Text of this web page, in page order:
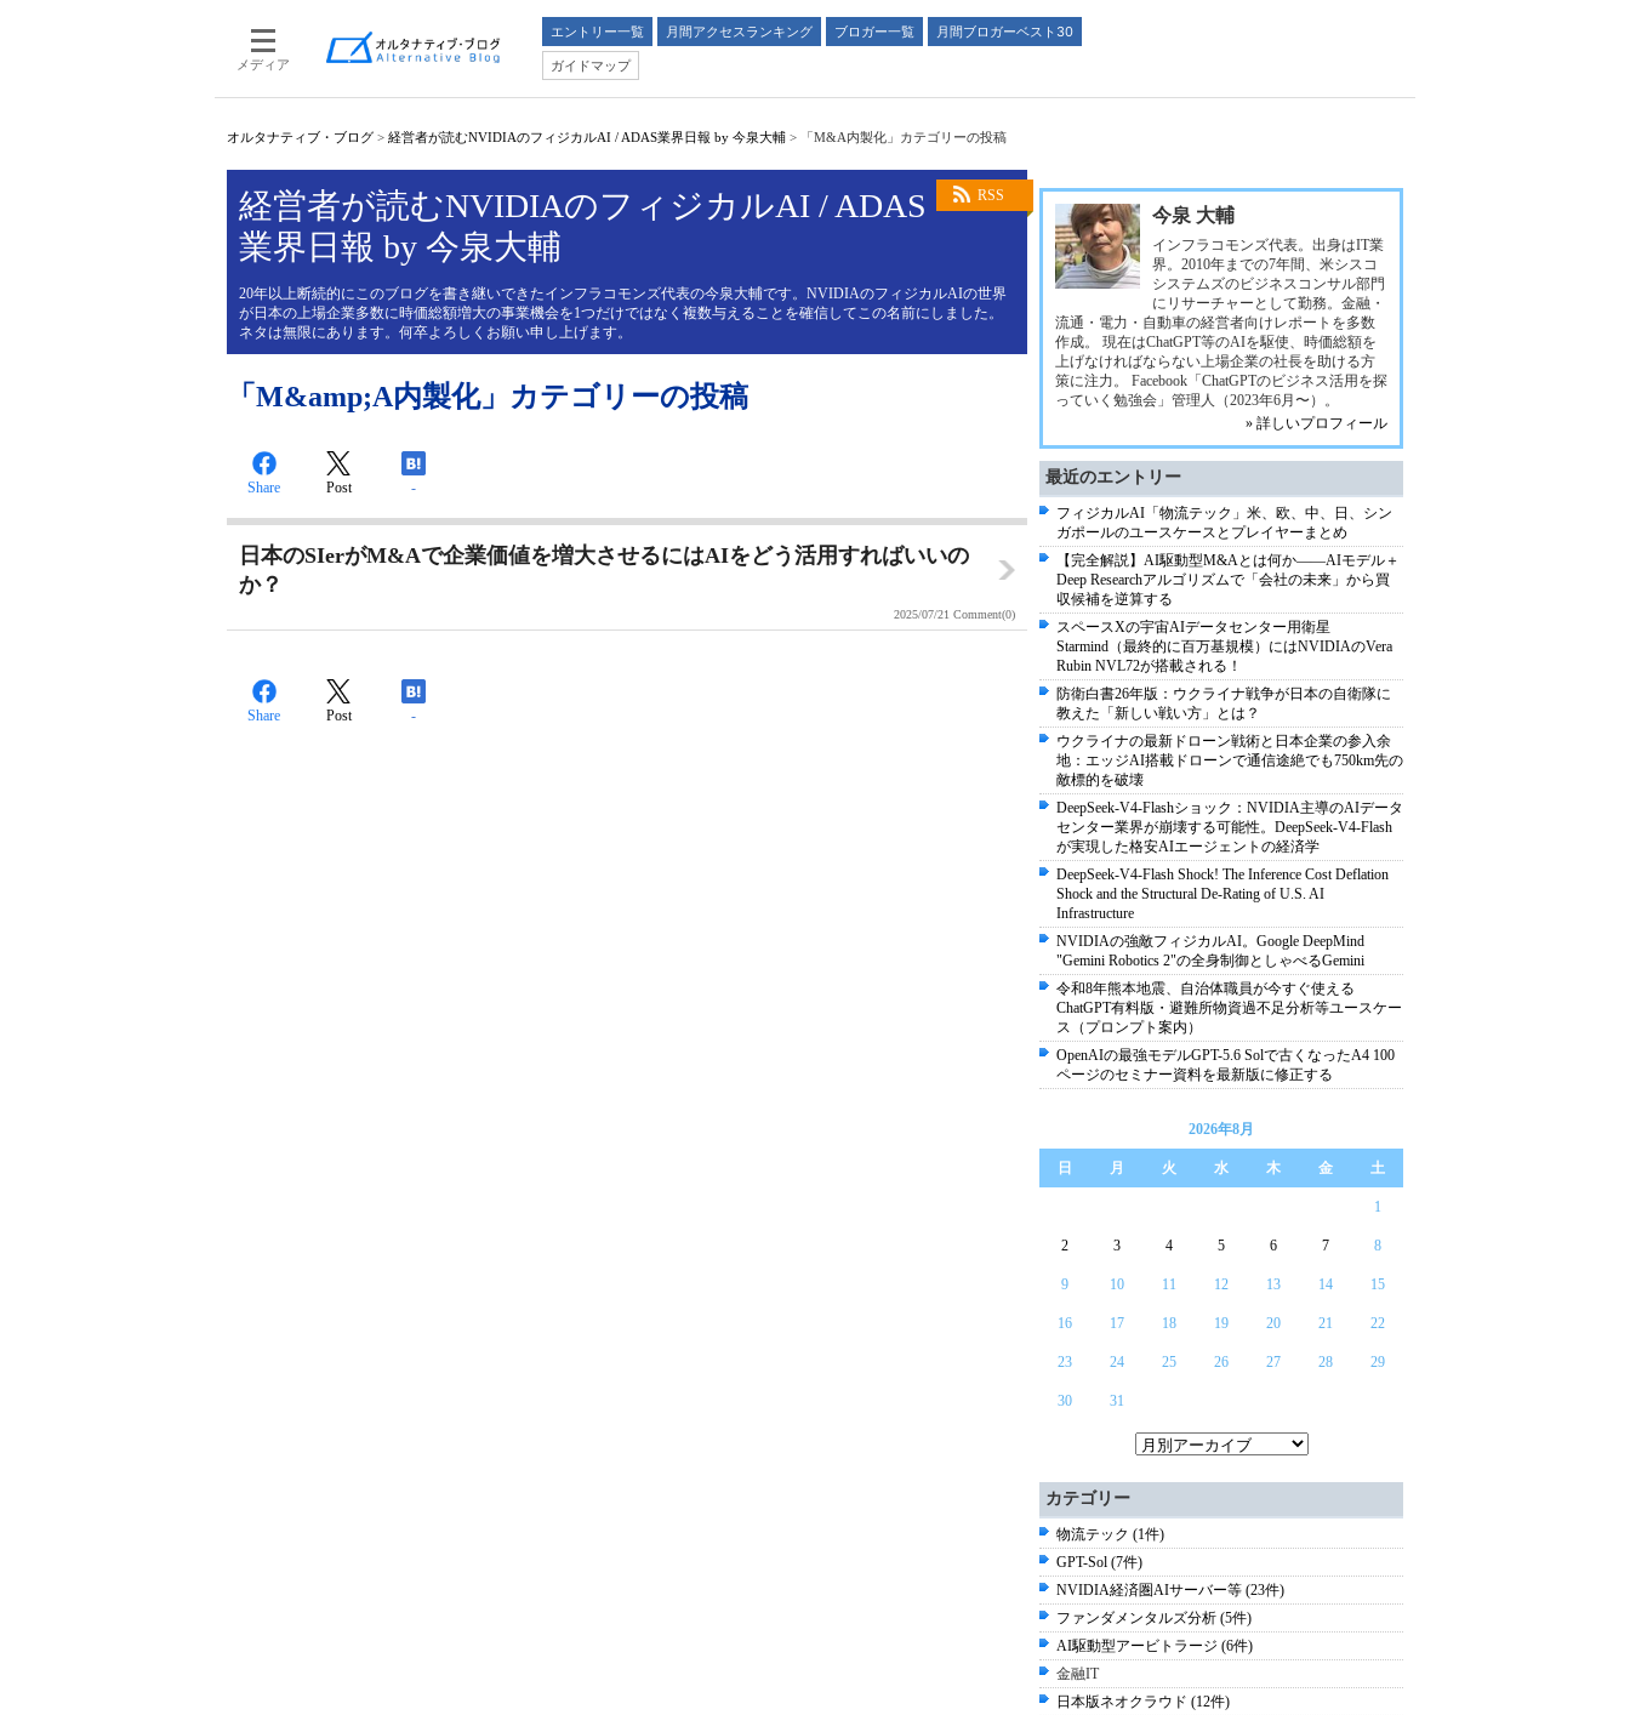
メディア
エントリー一覧 月間アクセスランキング ブロガー一覧
月間ブロガーベスト30
ガイドマップ
オルタナティブ・ブログ > 経営者が読むNVIDIAのフィジカルAI / ADAS業界日報 by 今泉大輔 > 「M&A内製化」カテゴリーの投稿
RSS
経営者が読むNVIDIAのフィジカルAI / ADAS
業界日報 by 今泉大輔
20年以上断続的にこのブログを書き継いできたインフラコモンズ代表の今泉大輔です。NVIDIAのフィジカルAIの世界
が日本の上場企業多数に時価総額増大の事業機会を1つだけではなく複数与えることを確信してこの名前にしました。
ネタは無限にあります。何卒よろしくお願い申し上げます。
「M&amp;A内製化」カテゴリーの投稿
Share Post -
日本のSIerがM&Aで企業価値を増大させるにはAIをどう活用すればいいの
か？
2025/07/21 Comment(0)
Share Post -
今泉 大輔
インフラコモンズ代表。出身はIT業
界。2010年までの7年間、米シスコ
システムズのビジネスコンサル部門
にリサーチャーとして勤務。金融・
流通・電力・自動車の経営者向けレポートを多数
作成。 現在はChatGPT等のAIを駆使、時価総額を
上げなければならない上場企業の社長を助ける方
策に注力。 Facebook「ChatGPTのビジネス活用を探
っていく勉強会」管理人（2023年6月〜）。
» 詳しいプロフィール
最近のエントリー
フィジカルAI「物流テック」米、欧、中、日、シン
ガポールのユースケースとプレイヤーまとめ
【完全解説】AI駆動型M&Aとは何か――AIモデル＋
Deep Researchアルゴリズムで「会社の未来」から買
収候補を逆算する
スペースXの宇宙AIデータセンター用衛星
Starmind（最終的に百万基規模）にはNVIDIAのVera
Rubin NVL72が搭載される！
防衛白書26年版：ウクライナ戦争が日本の自衛隊に
教えた「新しい戦い方」とは？
ウクライナの最新ドローン戦術と日本企業の参入余
地：エッジAI搭載ドローンで通信途絶でも750km先の
敵標的を破壊
DeepSeek-V4-Flashショック：NVIDIA主導のAIデータ
センター業界が崩壊する可能性。DeepSeek-V4-Flash
が実現した格安AIエージェントの経済学
DeepSeek-V4-Flash Shock! The Inference Cost Deflation
Shock and the Structural De-Rating of U.S. AI
Infrastructure
NVIDIAの強敵フィジカルAI。Google DeepMind
"Gemini Robotics 2"の全身制御としゃべるGemini
令和8年熊本地震、自治体職員が今すぐ使える
ChatGPT有料版・避難所物資過不足分析等ユースケー
ス（プロンプト案内）
OpenAIの最強モデルGPT-5.6 Solで古くなったA4 100
ページのセミナー資料を最新版に修正する
2026年8月
日 月 火 水 木 金 土
1
2 3 4 5 6 7 8
9 10 11 12 13 14 15
16 17 18 19 20 21 22
23 24 25 26 27 28 29
30 31
カテゴリー
物流テック (1件)
GPT-Sol (7件)
NVIDIA経済圏AIサーバー等 (23件)
ファンダメンタルズ分析 (5件)
AI駆動型アービトラージ (6件)
金融IT
日本版ネオクラウド (12件)